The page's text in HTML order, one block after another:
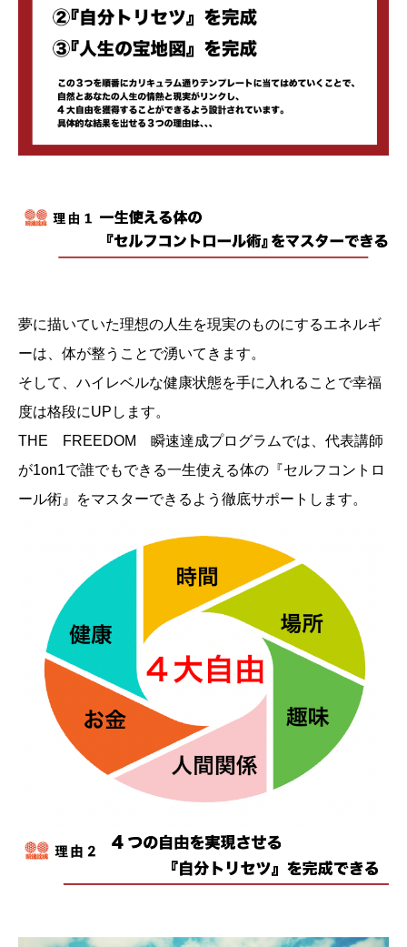
夢に描いていた理想の人生を現実のものにするエネルギ
ーは、体が整うことで湧いてきます。
そして、ハイレベルな健康状態を手に入れることで幸福
度は格段にUPします。
THE FREEDOM 瞬速達成プログラムでは、代表講師
が1on1で誰でもできる一生使える体の『セルフコントロ
ール術』をマスターできるよう徹底サポートします。